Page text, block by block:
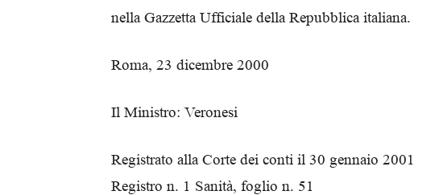
nella Gazzetta Ufficiale della Repubblica italiana.
Roma, 23 dicembre 2000
Il Ministro: Veronesi
Registrato alla Corte dei conti il 30 gennaio 2001
Registro n. 1 Sanità, foglio n. 51